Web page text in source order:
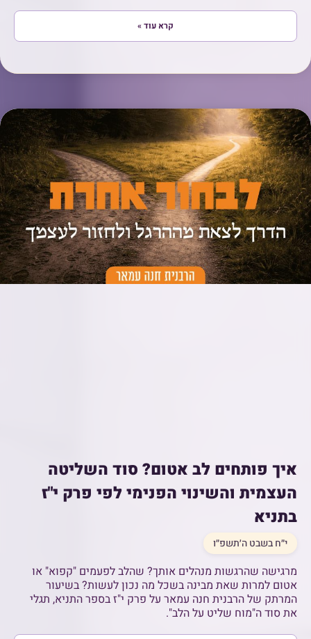
קרא עוד »
איך פותחים לב אטום? סוד השליטה
העצמית והשינוי הפנימי לפי פרק י"ז
בתניא
י״ח בשבט ה׳תשפ״ו
מרגישה שהרגשות מנהלים אותך? שהלב לפעמים "קפוא" או
אטום למרות שאת מבינה בשכל מה נכון לעשות? בשיעור
המרתק של הרבנית חנה עמאר על פרק י"ז בספר התניא, תגלי
את סוד ה"מוח שליט על הלב".